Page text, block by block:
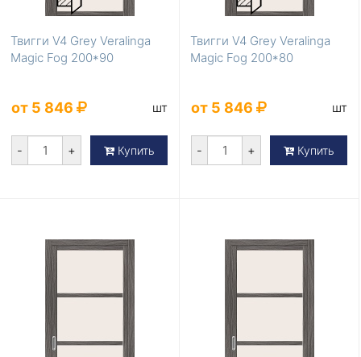
Твигги V4 Grey Veralinga
Magic Fog 200*90
от 5 846 шт
- + Купить
Твигги V4 Grey Veralinga
Magic Fog 200*80
от 5 846 шт
- + Купить